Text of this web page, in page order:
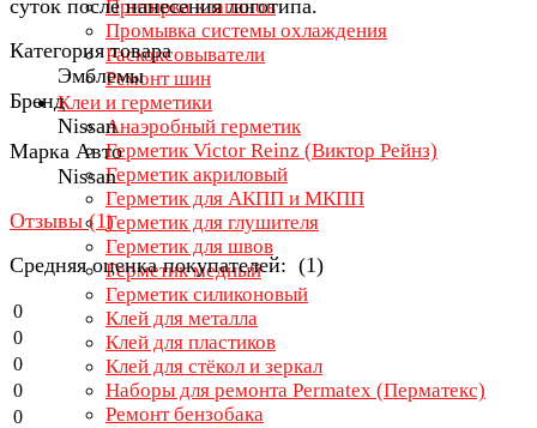
Притирка клапанов
Промывка системы охлаждения
Раскоксовыватели
Ремонт шин
Клеи и герметики
Анаэробный герметик
Герметик Victor Reinz (Виктор Рейнз)
Герметик акриловый
Герметик для АКПП и МКПП
Герметик для глушителя
Герметик для швов
Герметик медный
Герметик силиконовый
Клей для металла
Клей для пластиков
Клей для стёкол и зеркал
Наборы для ремонта Permatex (Перматекс)
Ремонт бензобака
суток после нанесения логотипа.
Категория товара
Эмблемы
Бренд
Nissan
Марка Авто
Nissan
Отзывы (1)
Средняя оценка покупателей: (1)
0
0
0
0
0